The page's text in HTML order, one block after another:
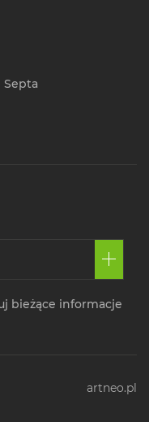
Septa
bieżące informacje
artneo.pl